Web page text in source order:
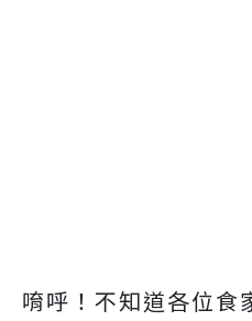
唷呼！不知道各位食